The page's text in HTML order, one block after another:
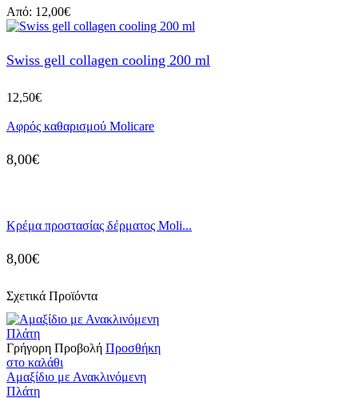
Από: 12,00€
Swiss gell collagen cooling 200 ml
12,50€
Αφρός καθαρισμού Molicare
8,00€
Κρέμα προστασίας δέρματος Moli...
8,00€
Σχετικά Προϊόντα
Γρήγορη Προβολή Προσθήκη
στο καλάθι
Αμαξίδιο με Ανακλινόμενη
Πλάτη